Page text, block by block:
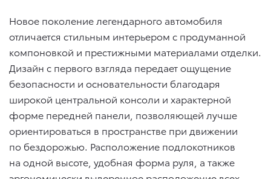
Новое поколение легендарного автомобиля
отличается стильным интерьером с продуманной
компоновкой и престижными материалами отделки.
Дизайн с первого взгляда передает ощущение
безопасности и основательности благодаря
широкой центральной консоли и характерной
форме передней панели, позволяющей лучше
ориентироваться в пространстве при движении
по бездорожью. Расположение подлокотников
на одной высоте, удобная форма руля, а также